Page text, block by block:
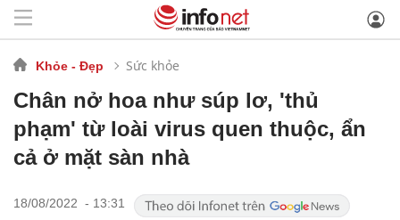
Khỏe - Đẹp Sức khỏe
Chân nở hoa như súp lơ, 'thủ
phạm' từ loài virus quen thuộc, ẩn
cả ở mặt sàn nhà
18/08/2022 - 13:31